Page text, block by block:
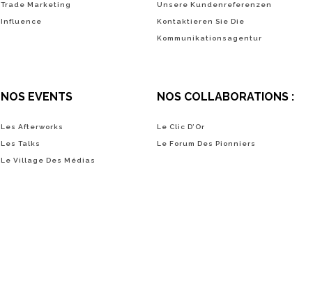
Trade Marketing
Influence
Unsere Kundenreferenzen
Kontaktieren Sie Die
Kommunikationsagentur
NOS EVENTS
Les Afterworks
Les Talks
Le Village Des Médias
NOS COLLABORATIONS :
Le Clic D’Or
Le Forum Des Pionniers